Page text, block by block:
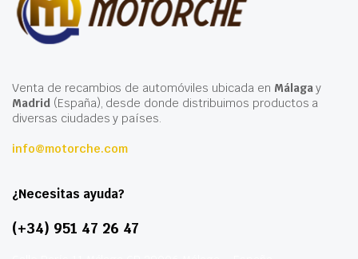
Venta de recambios de automóviles ubicada en Málagay
Madrid(España), desde donde distribuimos productos a
diversas ciudades y países.
info@motorche.com
¿Necesitas ayuda?
(+34) 951 47 26 47